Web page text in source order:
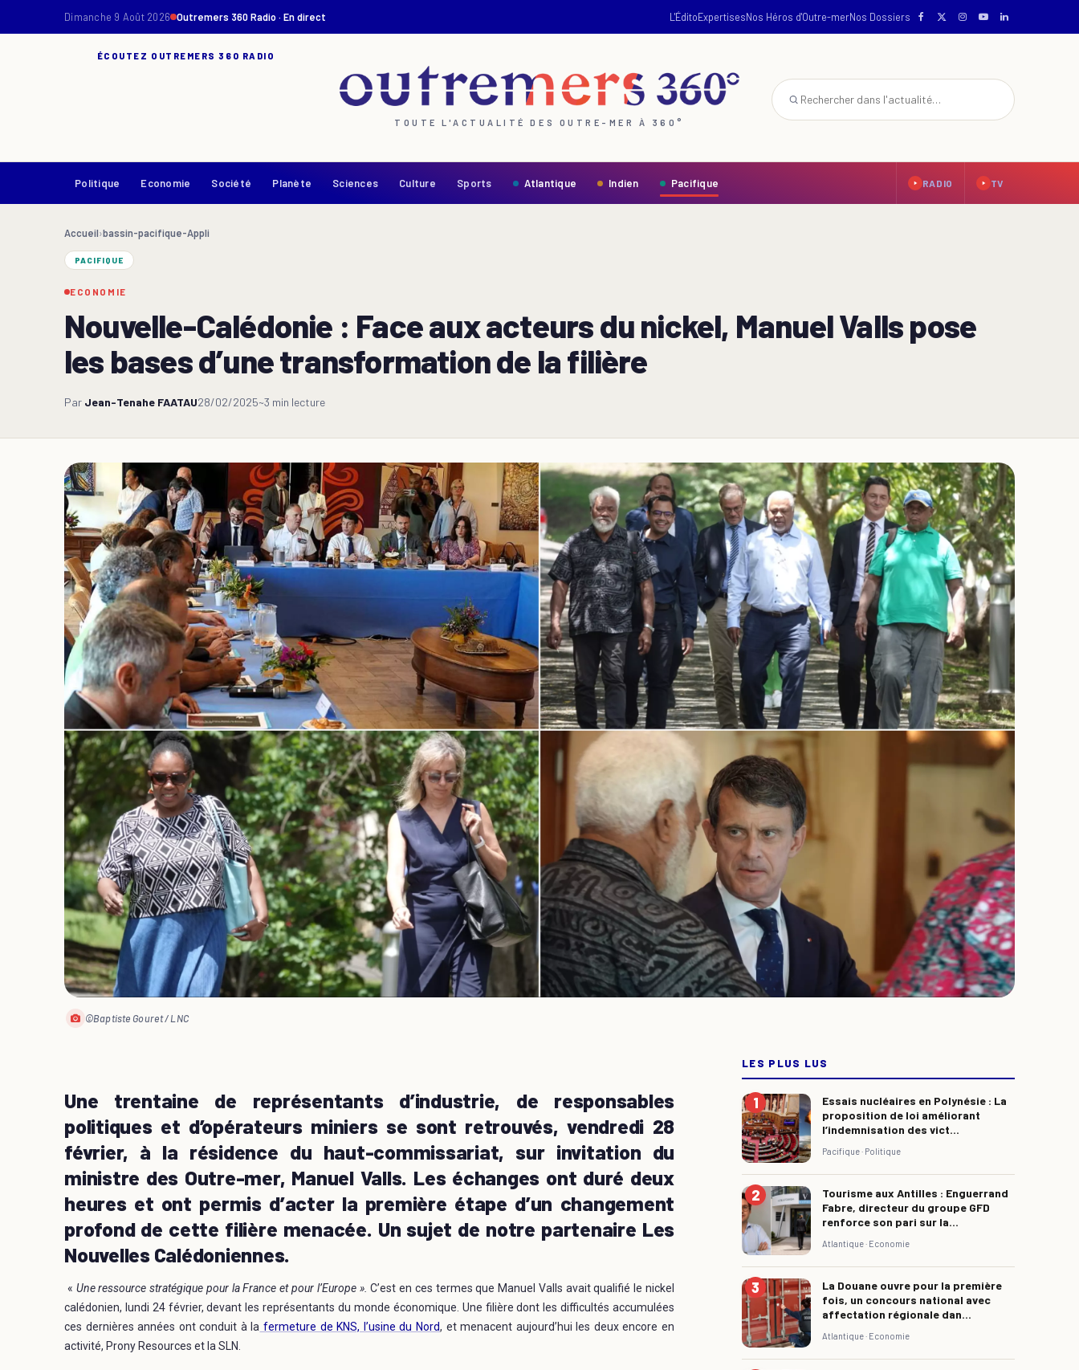
Dimanche 9 Août 2026 Outremers 360 Radio · En direct L'ÉditoExpertisesNos Héros d'Outre-merNos Dossiers
ÉCOUTEZ OUTREMERS 360 RADIO
TOUTE L'ACTUALITÉ DES OUTRE-MER À 360°
Politique Economie Société Planète Sciences Culture Sports Atlantique Indien Pacifique RADIO TV
Accueil›bassin-pacifique-Appli
PACIFIQUE
ECONOMIE
Nouvelle-Calédonie : Face aux acteurs du nickel, Manuel Valls pose
les bases d’une transformation de la filière
Par Jean-Tenahe FAATAU28/02/2025~3 min lecture
©Baptiste Gouret / LNC
Une trentaine de représentants d’industrie, de responsables
politiques et d’opérateurs miniers se sont retrouvés, vendredi 28
février, à la résidence du haut-commissariat, sur invitation du
ministre des Outre-mer, Manuel Valls. Les échanges ont duré deux
heures et ont permis d’acter la première étape d’un changement
profond de cette filière menacée. Un sujet de notre partenaire Les
Nouvelles Calédoniennes.
« Une ressource stratégique pour la France et pour l’Europe ». C’est en ces termes que Manuel Valls avait qualifié le nickel
calédonien, lundi 24 février, devant les représentants du monde économique. Une filière dont les difficultés accumulées
ces dernières années ont conduit à la fermeture de KNS, l’usine du Nord, et menacent aujourd’hui les deux encore en
activité, Prony Resources et la SLN.
LES PLUS LUS
Essais nucléaires en Polynésie : La
proposition de loi améliorant
l’indemnisation des vict...
Pacifique · Politique
Tourisme aux Antilles : Enguerrand
Fabre, directeur du groupe GFD
renforce son pari sur la...
Atlantique · Economie
La Douane ouvre pour la première
fois, un concours national avec
affectation régionale dan...
Atlantique · Economie